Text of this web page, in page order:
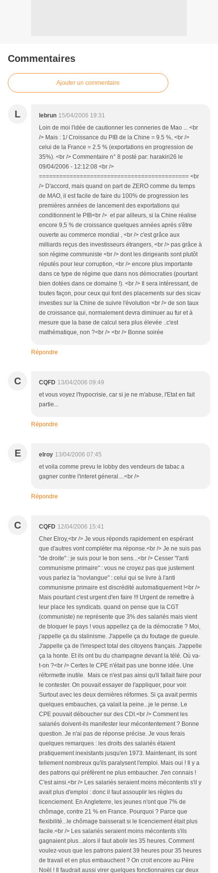
Commentaires
Ajouter un commentaire
L lebrun 15/04/2006 19:31
Loin de moi l'idée de cautionner les conneries de Mao ... <br
/> Mais : 1/ Croissance du PIB de la Chine = 9.5 %, <br />
celui de la France = 2.5 % (exportations en progression de
35%). <br /> Commentaire n° 8 posté par: harakiri26 le
09/04/2006 - 12:12:08 <br />
============================================ <br
/> D'accord, mais quand on part de ZERO comme du temps
de MAO, il est facile de faire du 100% de progression les
premières années de lancement des exportations qui
conditionnent le PIB<br /> et par ailleurs, si la Chine réalise
encore 9,5 % de croissance quelques années aprés s'être
ouverte au commerce mondial , <br /> c'est grâce aux
milliards reçus des investisseurs étrangers, <br /> pas grâce à
son régime communiste <br /> dont les dirigeants sont plutôt
réputés pour leur corruption, <br /> encore plus importante
dans ce type de régime que dans nos démocraties (pourtant
bien dotées dans ce domaine !). <br /> Il sera intéressant, de
toutes façon, pour ceux qui font des placements sur des sicav
investies sur la Chine de suivre l'évolution <br /> de son taux
de croissance qui, normalement devra diminuer au fur et à
mesure que la base de calcul sera plus élevée ..c'est
mathématique, non ?<br /> <br /> Bonne soirée
Répondre
C CQFD 13/04/2006 09:49
et vous voyez l'hypocrisie, car si je ne m'abuse, l'Etat en fait
partie...
Répondre
E elroy 13/04/2006 07:45
et voila comme prevu le lobby des vendeurs de tabac a
gagner contre l'interet géneral....<br />
Répondre
C CQFD 12/04/2006 15:41
Cher Elroy,<br /> Je vous réponds rapidement en espérant
que d'autres vont compléter ma réponse.<br /> Je ne suis pas
"de droite" : je suis pour le bon sens...<br /> Cesser "l'anti
communisme primaire" : vous ne croyez pas que justement
vous parlez la "novlangue" : celui qui se livre à l'anti
communisme primaire est discrédité automatiquement !<br />
Mais pourtant c'est urgent d'en faire !!! Urgent de remettre à
leur place les syndicats. quand on pense que la CGT
(communiste) ne représente que 3% des salariés mais vient
de bloquer le pays ! vous appellez ça de la démocratie ? Moi,
j'appelle ça du stalinisme. J'appelle ça du foutage de gueule.
J'appelle ça de l'irrespect total des citoyens français. J'appelle
ça la honte. Et ils ont bu du champagne devant la télé. Où va-
t-on ?<br /> Certes le CPE n'était pas une bonne idée. Une
réformette inutile. Mais ce n'est pas ainsi qu'il fallait faire pour
le contester. On pouvait essayer de l'appliquer, pour voir.
Surtout avec les deux dernières réformes. Si ça avait permis
quelques embauches, ça valait la peine...je le pense. Le
CPE pouvait déboucher sur des CDI.<br /> Comment les
salariés doivent-ils manifester leur mécontentement ? Bonne
question. Je n'ai pas de réponse précise. Je vous ferais
quelques remarques : les droits des salariés étaient
pratiquement inexistants jusqu'en 1973. Maintenant, ils sont
tellement nombreux qu'ils paralysent l'emploi. Mais oui ! Il y a
des patrons qui préfèrent ne plus embaucher. J'en connais !
C'est ainsi.<br /> Les salariés seraient moins mécontents s'il y
avait plus d'emploi : donc il faut assouplir les règles du
licenciement. En Angleterre, les jeunes n'ont que 7% de
chômage, contre 21 % en France. Pourquoi ? Parce que
flexibilité...le chômage baisserait si le licenciement était plus
facile.<br /> Les salariés seraient moins mécontents s'ils
gagnaient plus...alors il faut abolir les 35 heures. Comment
voulez-vous que les patrons paient 39 heures pour 35 heures
de travail et en plus embauchent ? On croit encore au Père
Noël ! Il faudrait aussi virer quelques fonctionnaires car deux